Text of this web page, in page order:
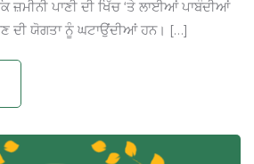
ਜ਼ਮੀਨੀ ਪਾਣੀ ਦੀ ਖਿੱਚ ‘ਤੇ ਲਾਈਆਂ ਪਾਬੰਦੀਆਂ
ਦੀ ਯੋਗਤਾ ਨੂੰ ਘਟਾਉਂਦੀਆਂ ਹਨ। […]